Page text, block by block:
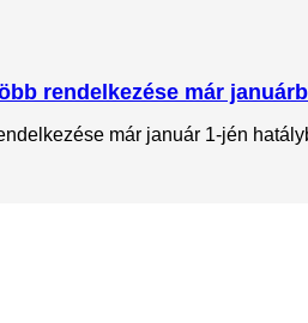
rendelkezése már
már január 1-jén